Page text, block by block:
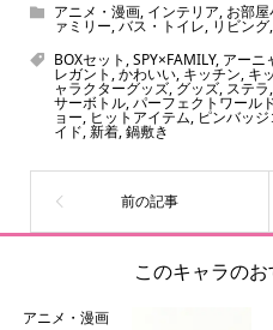
アニメ・漫画, インテリア, お部屋
ァミリー,バス・トイレ, リビング,
BOXセット,SPY×FAMILY, アーニ
レガント,かわいい, キッチン, キ
ャラクターグッズ, グッズ, ステラ,
サーボトル,パーフェクトワール
ョー, ヒットアイテム, ピンバッ
イド,新着,鍋敷き
このキャラの
アニメ・漫画